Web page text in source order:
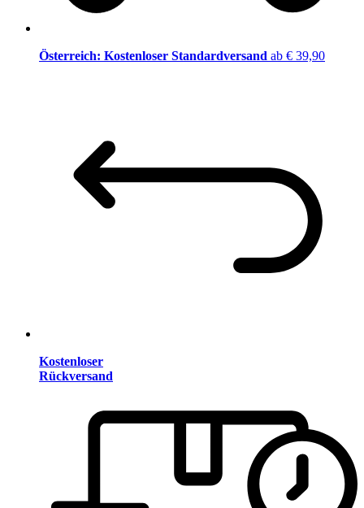
Österreich: Kostenloser Standardversand ab € 39,90
Kostenloser
Rückversand